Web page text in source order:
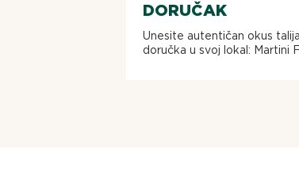
DORUČAK
Unesite autentičan okus
doručka u svoj lokal: Martini